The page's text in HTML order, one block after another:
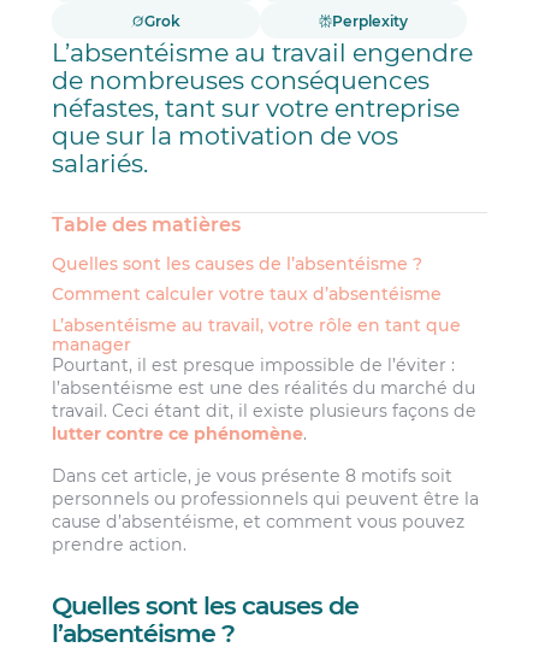
Grok
Perplexity
L’absentéisme au travail engendre
de nombreuses conséquences
néfastes, tant sur votre entreprise
que sur la motivation de vos
salariés.
Table des matières
Quelles sont les causes de l’absentéisme ?
Comment calculer votre taux d’absentéisme
L’absentéisme au travail, votre rôle en tant que
manager
Pourtant, il est presque impossible de l’éviter :
l’absentéisme est une des réalités du marché du
travail. Ceci étant dit, il existe plusieurs façons de
lutter contre ce phénomène.
Dans cet article, je vous présente 8 motifs soit
personnels ou professionnels qui peuvent être la
cause d’absentéisme, et comment vous pouvez
prendre action.
Quelles sont les causes de
l’absentéisme ?